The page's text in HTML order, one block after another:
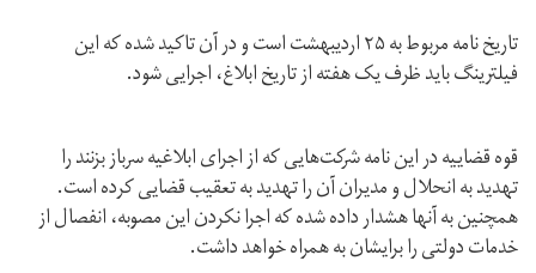
تاریخ نامه مربوط به ۲۵ اردیبهشت است و در آن تاکید شده که این
فیلترینگ باید ظرف یک هفته از تاریخ ابلاغ، اجرایی شود.
قوه‌ قضاییه در این نامه شرکت‌هایی که از اجرای ابلاغیه سرباز بزنند را
تهدید به انحلال و مدیران آن را تهدید به تعقیب قضایی کرده است.
همچنین به آنها هشدار داده شده که اجرا نکردن این مصوبه، انفصال از
خدمات دولتی را برایشان به همراه خواهد داشت.